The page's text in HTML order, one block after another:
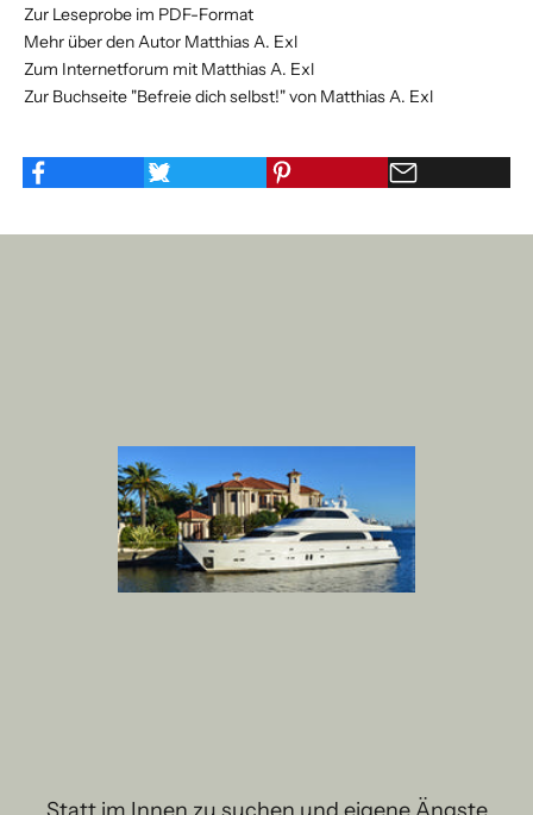
Zur Leseprobe im PDF-Format
Mehr über den Autor Matthias A. Exl
Zum Internetforum mit Matthias A. Exl
Zur Buchseite "Befreie dich selbst!" von Matthias A. Exl